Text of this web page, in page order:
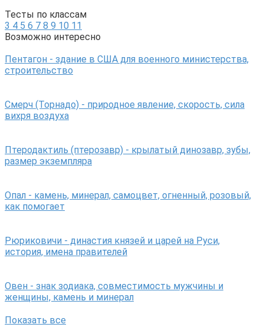
Тесты по классам
3 4 5 6 7 8 9 10 11
Возможно интересно
Пентагон - здание в США для военного министерства,
строительство
Смерч (Торнадо) - природное явление, скорость, сила
вихря воздуха
Птеродактиль (птерозавр) - крылатый динозавр, зубы,
размер экземпляра
Опал - камень, минерал, самоцвет, огненный, розовый,
как помогает
Рюриковичи - династия князей и царей на Руси,
история, имена правителей
Овен - знак зодиака, совместимость мужчины и
женщины, камень и минерал
Показать все